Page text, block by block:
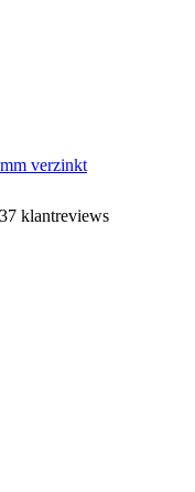
verzinkt
klantreviews